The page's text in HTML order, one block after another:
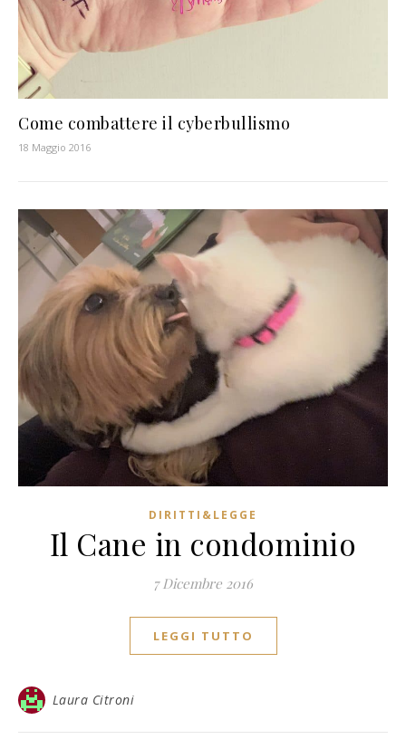
Come combattere il cyberbullismo
18 Maggio 2016
DIRITTI&LEGGE
Il Cane in condominio
7 Dicembre 2016
LEGGI TUTTO
Laura Citroni